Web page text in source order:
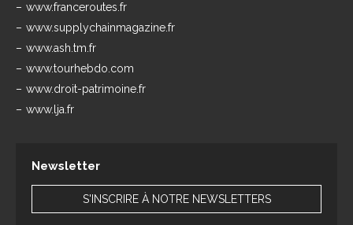
www.franceroutes.fr
www.supplychainmagazine.fr
www.ash.tm.fr
www.tourhebdo.com
www.droit-patrimoine.fr
www.lja.fr
Newsletter
S'INSCRIRE À NOTRE NEWSLETTERS